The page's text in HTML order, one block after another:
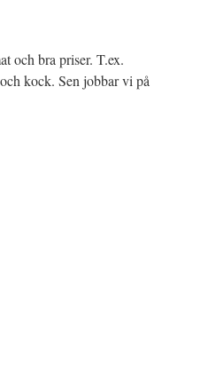
och bra priser. T.ex.
kock. Sen jobbar vi på